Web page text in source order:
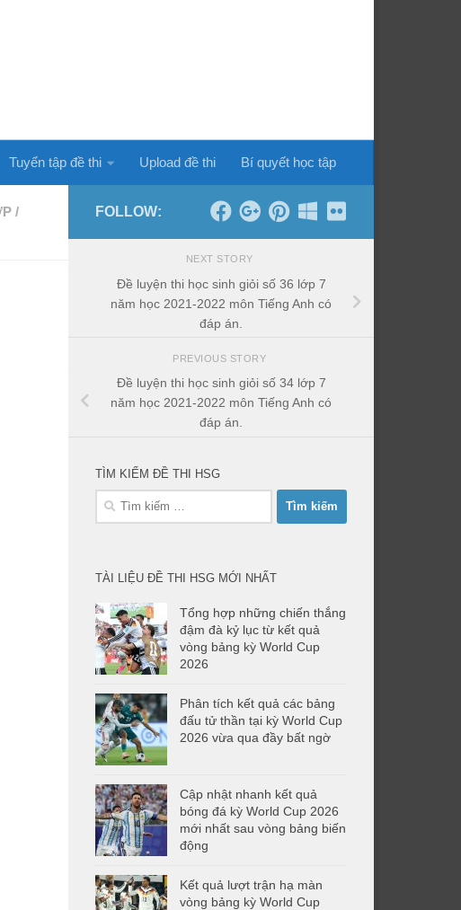
Tuyển tập đề thi Upload đề thi Bí quyết học tập
/
FOLLOW:
NEXT STORY
Đề luyện thi học sinh giỏi số 36 lớp 7
năm học 2021-2022 môn Tiếng Anh có
đáp án.
PREVIOUS STORY
Đề luyện thi học sinh giỏi số 34 lớp 7
năm học 2021-2022 môn Tiếng Anh có
đáp án.
TÌM KIẾM ĐỀ THI HSG
Tìm
TÀI LIỆU ĐỀ THI HSG MỚI NHẤT
Tổng hợp những chiến thắng
đậm đà kỷ lục từ kết quả
vòng bảng kỳ World Cup
2026
Phân tích kết quả các bảng
đấu tử thần tại kỳ World Cup
2026 vừa qua đầy bất ngờ
Cập nhật nhanh kết quả
bóng đá kỳ World Cup 2026
mới nhất sau vòng bảng biến
động
Kết quả lượt trận hạ màn
vòng bảng kỳ World Cup